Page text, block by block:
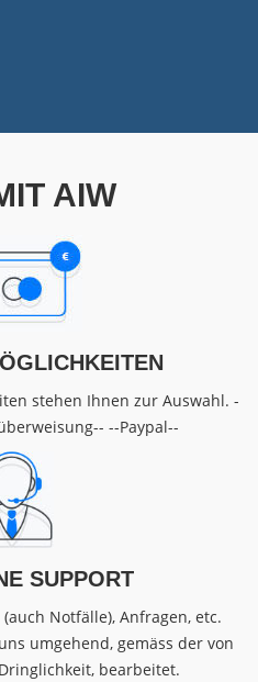
AIW
stehen Ihnen zur Auswahl. -
--Paypal--
SUPPORT
Notfälle), Anfragen, etc.
umgehend, gemäss der von
bearbeitet.